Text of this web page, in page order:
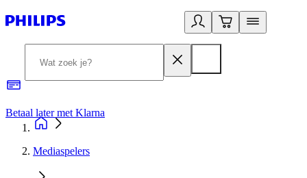
Betaal later met Klarna
Mediaspelers